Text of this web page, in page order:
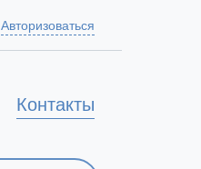
Авторизоваться
Контакты